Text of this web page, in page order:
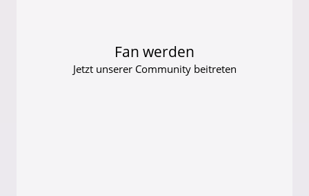
Fan werden
Jetzt unserer Community beitreten